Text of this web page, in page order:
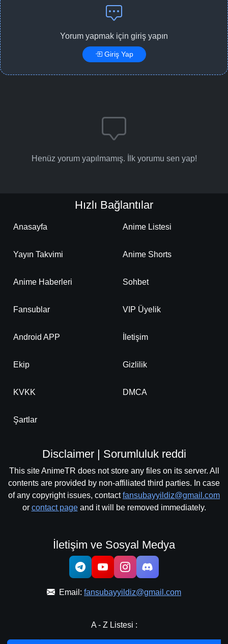
Yorum yapmak için giriş yapın
Giriş Yap
Henüz yorum yapılmamış. İlk yorumu sen yap!
Hızlı Bağlantılar
Anasayfa Anime Listesi
Yayın Takvimi Anime Shorts
Anime Haberleri Sohbet
Fansublar VIP Üyelik
Android APP İletişim
Ekip Gizlilik
KVKK DMCA
Şartlar
Disclaimer | Sorumluluk reddi
This site AnimeTR does not store any files on its server. All
contents are provided by non-affiliated third parties. In case
of any copyright issues, contactfansubayyildiz@gmail.com
or contact pageand it will be removed immediately.
İletişim ve Sosyal Medya
Email: fansubayyildiz@gmail.com
A - Z Listesi :